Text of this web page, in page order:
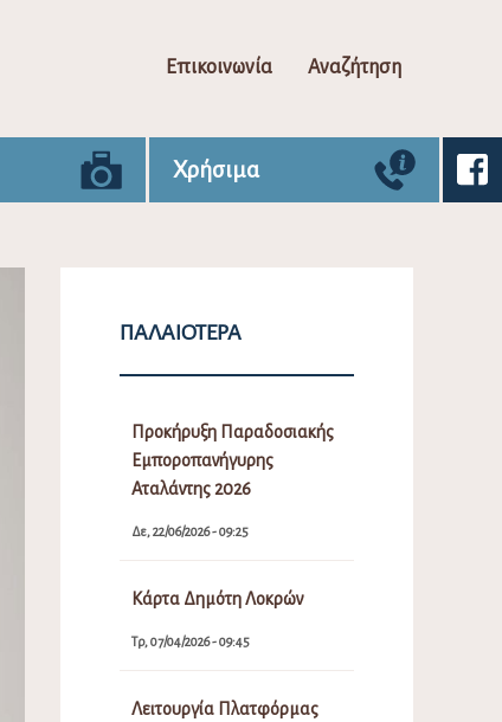
Επικοινωνία Αναζήτηση
Χρήσιμα
ΠΑΛΑΙΌΤΕΡΑ
Προκήρυξη Παραδοσιακής
Εμποροπανήγυρης
Αταλάντης 2026
Δε, 22/06/2026 - 09:25
Κάρτα Δημότη Λοκρών
Τρ, 07/04/2026 - 09:45
Λειτουργία Πλατφόρμας